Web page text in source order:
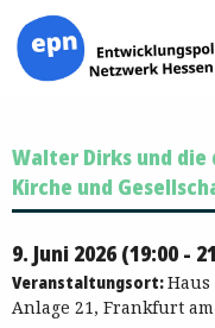
Inhalt
springen
Walter Dirks und
Kirche und
9. Juni 2026 (19:00 -
Veranstaltungsort:
Anlage 21, Frankfurt